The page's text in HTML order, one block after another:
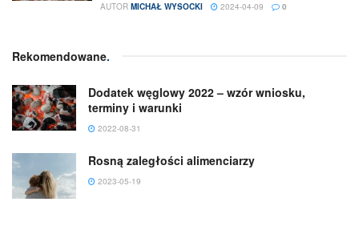
AUTOR MICHAŁ WYSOCKI 2024-04-09 0
Rekomendowane.
Dodatek węglowy 2022 – wzór wniosku,
terminy i warunki
2022-08-31
Rosną zaległości alimenciarzy
2023-05-19